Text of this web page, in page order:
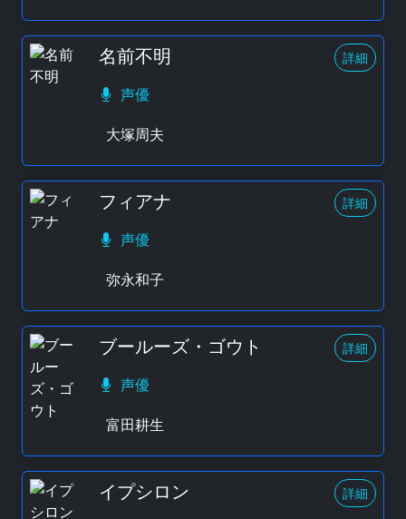
名前不明 詳細
声優
大塚周夫
フィアナ 詳細
声優
弥永和子
ブールーズ・ゴウト 詳細
声優
富田耕生
イプシロン 詳細